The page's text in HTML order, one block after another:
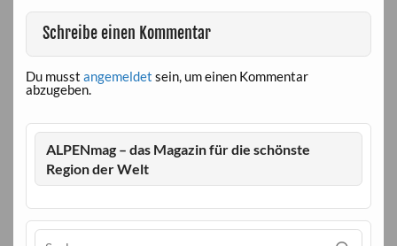
Schreibe einen Kommentar
Du musst angemeldet sein, um einen Kommentar
abzugeben.
ALPENmag – das Magazin für die schönste
Region der Welt